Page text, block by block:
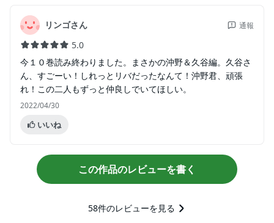
リンゴさん 通報
5.0
今１０巻読み終わりました。まさかの沖野＆久谷編。久谷さ
ん、すごーい！しれっとリバだったなんて！沖野君、頑張
れ！この二人もずっと仲良しでいてほしい。
2022/04/30
いいね
この作品のレビューを書く
58件のレビューを見る